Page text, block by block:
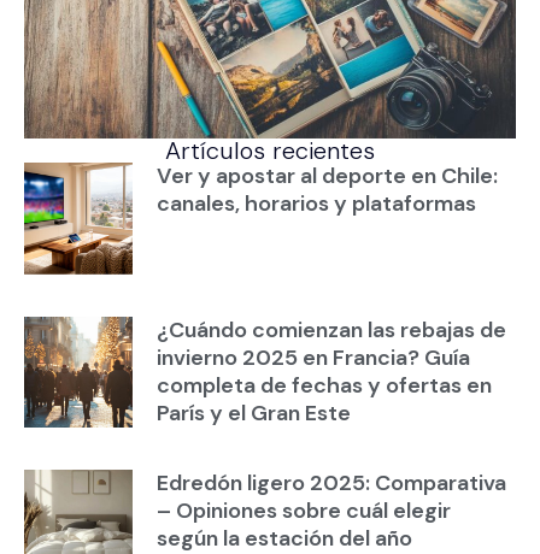
Artículos recientes
Ver y apostar al deporte en Chile:
canales, horarios y plataformas
¿Cuándo comienzan las rebajas de
invierno 2025 en Francia? Guía
completa de fechas y ofertas en
París y el Gran Este
Edredón ligero 2025: Comparativa
– Opiniones sobre cuál elegir
según la estación del año